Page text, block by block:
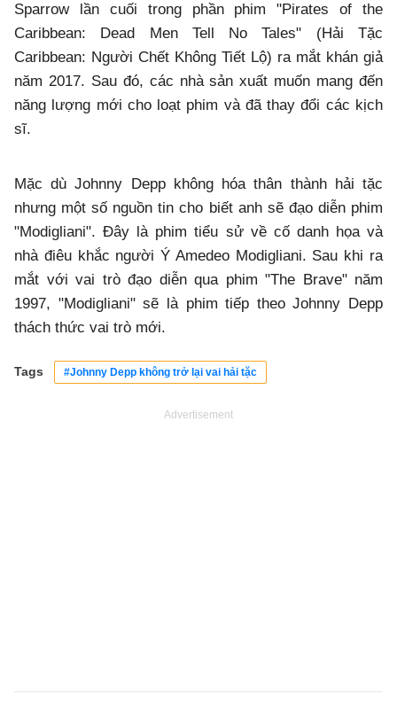
Sparrow lần cuối trong phần phim "Pirates of the
Caribbean: Dead Men Tell No Tales" (Hải Tặc
Caribbean: Người Chết Không Tiết Lộ) ra mắt khán giả
năm 2017. Sau đó, các nhà sản xuất muốn mang đến
năng lượng mới cho loạt phim và đã thay đổi các kịch
sĩ.
Mặc dù Johnny Depp không hóa thân thành hải tặc
nhưng một số nguồn tin cho biết anh sẽ đạo diễn phim
"Modigliani". Đây là phim tiểu sử về cố danh họa và
nhà điêu khắc người Ý Amedeo Modigliani. Sau khi ra
mắt với vai trò đạo diễn qua phim "The Brave" năm
1997, "Modigliani" sẽ là phim tiếp theo Johnny Depp
thách thức vai trò mới.
Tags #Johnny Depp không trở lại vai hải tặc
Advertisement